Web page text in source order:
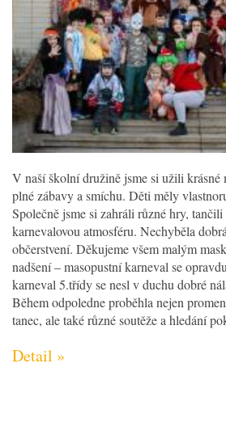
V naší školní družině jsme si užili krásné
plné zábavy a smíchu. Děti měly
Společně jsme si zahráli různé hry,
karnevalovou atmosféru. Nechyběla
občerstvení. Děkujeme všem malým
nadšení – masopustní karneval se
karneval 5.třídy se nesl v duchu dobré
Během odpoledne proběhla nejen
tanec, ale také různé soutěže a hledání
Detail »